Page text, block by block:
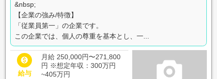
&nbsp;
【企業の強み/特徴】
「従業員第一」の企業です。
この企業では、個人の尊重を基本とし、一...

給与
月給 250,000円〜271,800
円 ※想定年収：300万円
~405万円